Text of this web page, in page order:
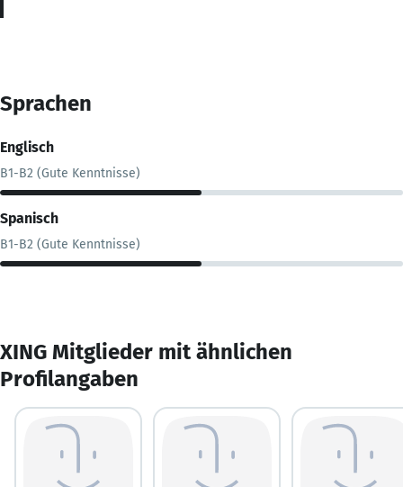
Sprachen
Englisch
B1-B2 (Gute Kenntnisse)
Spanisch
B1-B2 (Gute Kenntnisse)
XING Mitglieder mit ähnlichen
Profilangaben